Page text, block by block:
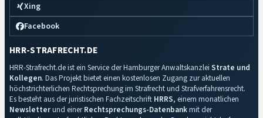
Xing
Facebook
HRR-STRAFRECHT.DE
HRR-Strafrecht.de ist ein Service der Hamburger Anwaltskanzlei Strate und
Kollegen. Das Projekt bietet einen kostenlosen Zugang zur aktuellen
höchstrichterlichen Rechtsprechung im Strafrecht und Strafverfahrensrecht.
Es besteht aus der juristischen Fachzeitschrift HRRS, einem monatlichen
Newsletterund einerRechtsprechungs-Datenbankmit der